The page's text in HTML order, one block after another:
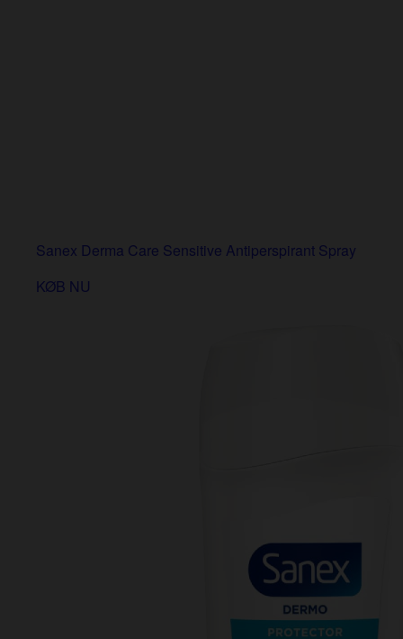
Sanex Derma Care Sensitive Antiperspirant Spray
KØB NU